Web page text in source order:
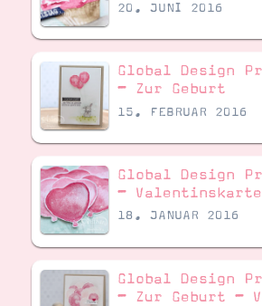
Angebote
Demonstrator werden
Blog
Gutscheine
Produkte erklärt
Über mich
Über Stampin’ Up!
Ordnungstipps
20. JUNI 2016
Global Design
– Zur Geburt
15. FEBRUAR 2016
Global Design
– Valentinskarte
18. JANUAR 2016
Global Design
– Zur Geburt –